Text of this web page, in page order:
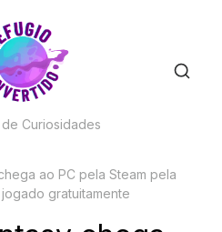
Curiosidades
ao PC pela Steam pela
gratuitamente